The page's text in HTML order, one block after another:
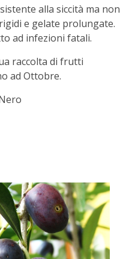
alla siccità ma non
e gelate prolungate.
ad infezioni fatali.
raccolta di frutti
ad Ottobre.